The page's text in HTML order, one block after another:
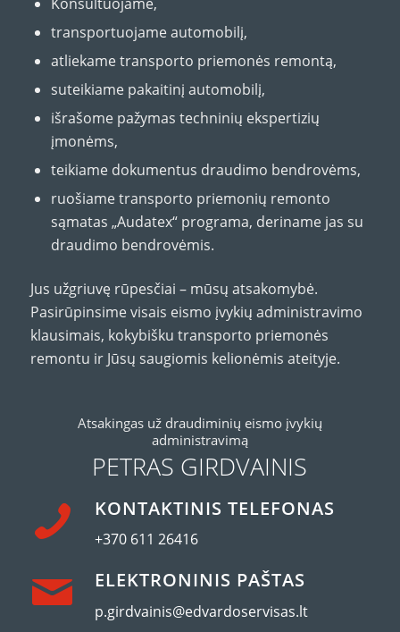
transportuojame automobilį,
atliekame transporto priemonės remontą,
suteikiame pakaitinį automobilį,
išrašome pažymas techninių ekspertizių
įmonėms,
teikiame dokumentus draudimo bendrovėms,
ruošiame transporto priemonių remonto
sąmatas „Audatex“ programa, deriname jas su
draudimo bendrovėmis.
Jus užgriuvę rūpesčiai – mūsų atsakomybė.
Pasirūpinsime visais eismo įvykių administravimo
klausimais, kokybišku transporto priemonės
remontu ir Jūsų saugiomis kelionėmis ateityje.
Atsakingas už draudiminių eismo įvykių
administravimą
PETRAS GIRDVAINIS
KONTAKTINIS TELEFONAS
+370 611 26416
ELEKTRONINIS PAŠTAS
p.girdvainis@edvardoservisas.lt